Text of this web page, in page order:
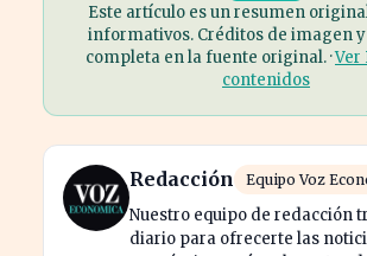
Este artículo es un resumen
informativos. Créditos de imagen
completa en la fuente original. ·Ver
contenidos
Redacción Equipo Voz
Nuestro equipo de redacción
diario para ofrecerte las